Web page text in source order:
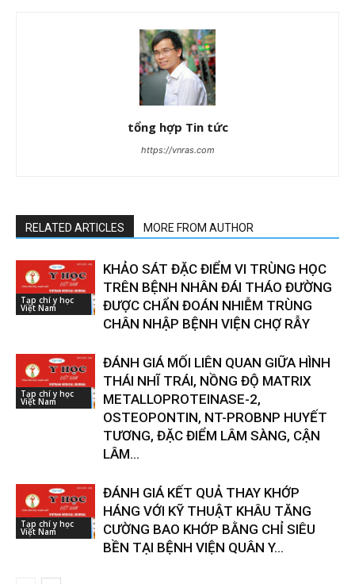
tổng hợp Tin tức
https://vnras.com
RELATED ARTICLES MORE FROM AUTHOR
Tạp chí y học
Việt Nam
KHẢO SÁT ĐẶC ĐIỂM VI TRÙNG HỌC
TRÊN BỆNH NHÂN ĐÁI THÁO ĐƯỜNG
ĐƯỢC CHẨN ĐOÁN NHIỄM TRÙNG
CHÂN NHẬP BỆNH VIỆN CHỢ RẪY
Tạp chí y học
Việt Nam
ĐÁNH GIÁ MỐI LIÊN QUAN GIỮA HÌNH
THÁI NHĨ TRÁI, NỒNG ĐỘ MATRIX
METALLOPROTEINASE-2,
OSTEOPONTIN, NT-PROBNP HUYẾT
TƯƠNG, ĐẶC ĐIỂM LÂM SÀNG, CẬN
LÂM...
Tạp chí y học
Việt Nam
ĐÁNH GIÁ KẾT QUẢ THAY KHỚP
HÁNG VỚI KỸ THUẬT KHÂU TĂNG
CƯỜNG BAO KHỚP BẰNG CHỈ SIÊU
BỀN TẠI BỆNH VIỆN QUÂN Y...